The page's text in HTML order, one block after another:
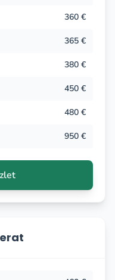
360 €
365 €
380 €
450 €
480 €
950 €